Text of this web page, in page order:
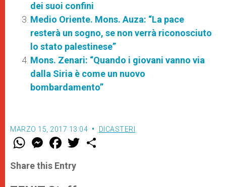
dei suoi confini
Medio Oriente. Mons. Auza: “La pace
resterà un sogno, se non verrà riconosciuto
lo stato palestinese”
Mons. Zenari: “Quando i giovani vanno via
dalla Siria è come un nuovo
bombardamento”
MARZO 15, 2017 13:04 DICASTERI
W
t
s
M
e
s
e
F
a
e
b
w
Share this Entry